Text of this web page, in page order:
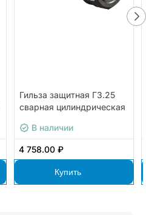
Гильза защитная ГЗ.25
сварная цилиндрическая
температуры диаметром
ГЗ.25.С.10.Б.6.10.1000
В наличии
4 758.00 ₽
Купить